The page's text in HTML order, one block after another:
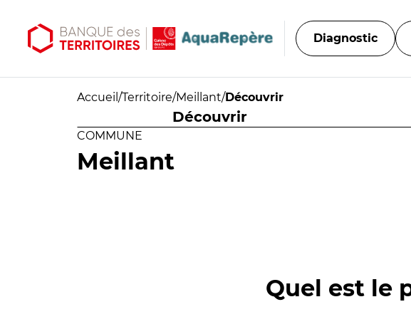
Diagnostic
Accueil /Territoire/Meillant/Découvrir
Découvrir
COMMUNE
Meillant
Quel est le